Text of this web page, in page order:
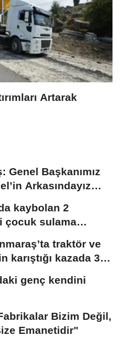
Artarak
Genel Başkanımız
Arkasındayız
kaybolan 2
çocuk sulama
traktör ve
karıştığı kazada 3
genç kendini
Bizim Değil,
Emanetidir"